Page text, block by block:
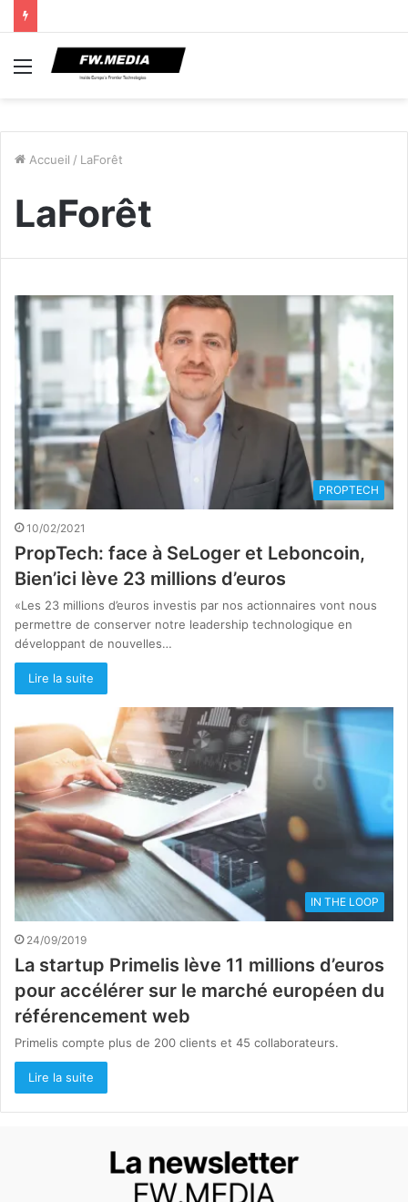
Menu
Accueil / LaForêt
LaForêt
PROPTECH
10/02/2021
PropTech: face à SeLoger et Leboncoin,
Bien’ici lève 23 millions d’euros
«Les 23 millions d’euros investis par nos actionnaires vont nous
permettre de conserver notre leadership technologique en
développant de nouvelles…
Lire la suite
IN THE LOOP
24/09/2019
La startup Primelis lève 11 millions d’euros
pour accélérer sur le marché européen du
référencement web
Primelis compte plus de 200 clients et 45 collaborateurs.
Lire la suite